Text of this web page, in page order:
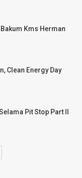
Kms Herman
Clean Energy Day
Pit Stop Part II